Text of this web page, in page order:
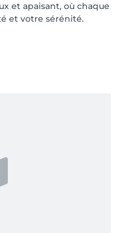
et apaisant, où chaque
et votre sérénité.